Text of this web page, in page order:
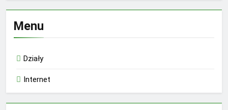
Menu
Działy
Internet